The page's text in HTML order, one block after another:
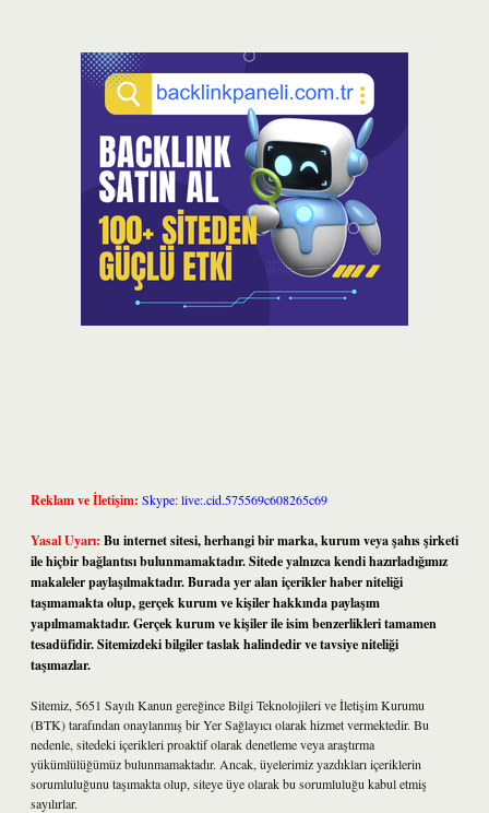
Reklam ve İletişim: Skype: live:.cid.575569c608265c69
Yasal Uyarı: Bu internet sitesi, herhangi bir marka, kurum veya şahıs şirketi
ile hiçbir bağlantısı bulunmamaktadır. Sitede yalnızca kendi hazırladığımız
makaleler paylaşılmaktadır. Burada yer alan içerikler haber niteliği
taşımamakta olup, gerçek kurum ve kişiler hakkında paylaşım
yapılmamaktadır. Gerçek kurum ve kişiler ile isim benzerlikleri tamamen
tesadüfidir. Sitemizdeki bilgiler taslak halindedir ve tavsiye niteliği
taşımazlar.
Sitemiz, 5651 Sayılı Kanun gereğince Bilgi Teknolojileri ve İletişim Kurumu
(BTK) tarafından onaylanmış bir Yer Sağlayıcı olarak hizmet vermektedir. Bu
nedenle, sitedeki içerikleri proaktif olarak denetleme veya araştırma
yükümlülüğümüz bulunmamaktadır. Ancak, üyelerimiz yazdıkları içeriklerin
sorumluluğunu taşımakta olup, siteye üye olarak bu sorumluluğu kabul etmiş
sayılırlar.